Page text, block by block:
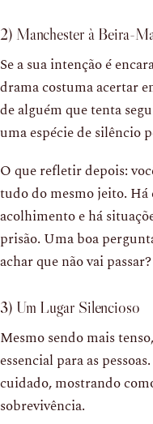
2) Manchester à Beira-
Se a sua intenção é
drama costuma acertar
de alguém que tenta
uma espécie de silêncio
O que refletir depois:
tudo do mesmo jeito.
acolhimento e há
prisão. Uma boa
achar que não vai passar?
3) Um Lugar Silencioso
Mesmo sendo mais
essencial para as
cuidado, mostrando
sobrevivência.